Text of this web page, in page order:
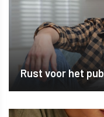
Rust voor het